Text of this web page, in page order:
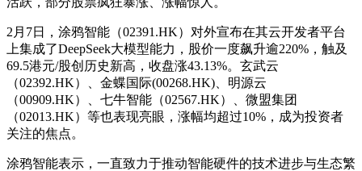
2月7日，涂鸦智能（02391.HK）对外宣布在其云开发者平台
上集成了DeepSeek大模型能力，股价一度飙升逾220%，触及
69.5港元/股创历史新高，收盘涨43.13%。玄武云
（02392.HK）、金蝶国际(00268.HK)、明源云
（00909.HK）、七牛智能（02567.HK）、微盟集团
（02013.HK）等也表现亮眼，涨幅均超过10%，成为投资者
关注的焦点。
涂鸦智能表示，一直致力于推动智能硬件的技术进步与生态繁